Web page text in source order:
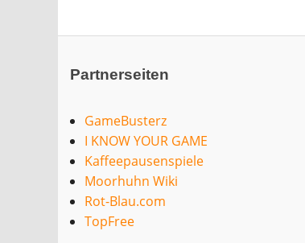
Partnerseiten
GameBusterz
I KNOW YOUR GAME
Kaffeepausenspiele
Moorhuhn Wiki
Rot-Blau.com
TopFree